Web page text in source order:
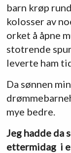
barn krøp
kolosser av
orket å åpne
stotrende
leverte ham
Da sønnen
mye bedre.
Jeg hadde da
ettermidag i